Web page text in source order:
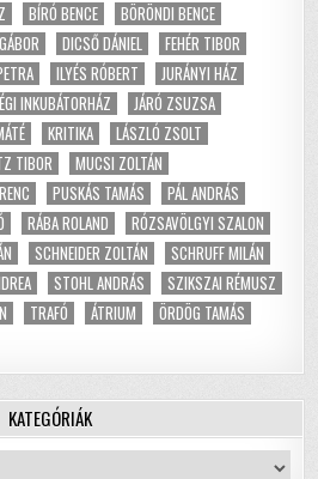
BÍRÓ BENCE
BÖRÖNDI BENCE
DICSŐ DÁNIEL
FEHÉR TIBOR
ILYÉS RÓBERT
JURÁNYI HÁZ
INKUBÁTORHÁZ
JÁRÓ ZSUZSA
KRITIKA
LÁSZLÓ ZSOLT
TIBOR
MUCSI ZOLTÁN
PUSKÁS TAMÁS
PÁL ANDRÁS
RÁBA ROLAND
RÓZSAVÖLGYI SZALON
SCHNEIDER ZOLTÁN
SCHRUFF MILÁN
STOHL ANDRÁS
SZIKSZAI RÉMUSZ
TRAFÓ ÁTRIUM
ÖRDÖG TAMÁS
KATEGÓRIÁK